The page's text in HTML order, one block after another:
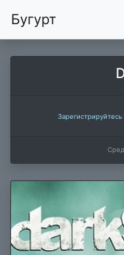
Бугурт
Зарегистрируйтесь